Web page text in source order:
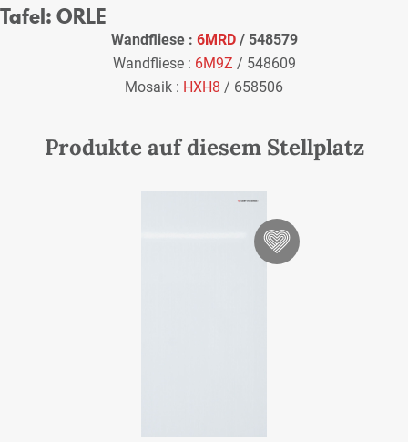
Tafel: ORLE
Wandfliese : 6MRD/ 548579
Wandfliese : 6M9Z / 548609
Mosaik : HXH8 / 658506
Produkte auf diesem Stellplatz